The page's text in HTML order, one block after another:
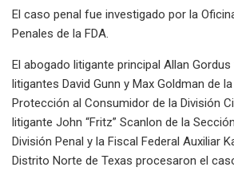
El caso penal fue investigado por la
Penales de la FDA.
El abogado litigante principal Allan
litigantes David Gunn y Max Goldman de
Protección al Consumidor de la División
litigante John “Fritz” Scanlon de la
División Penal y la Fiscal Federal Auxiliar
Distrito Norte de Texas procesaron el